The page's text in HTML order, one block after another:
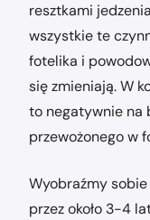
resztkami
wszystkie te
fotelika i
się zmieniają. W
to negatywnie na
przewożonego w
Wyobraźmy
przez około 3-4